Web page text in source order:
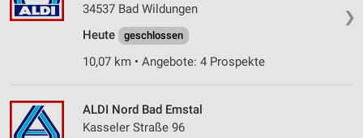
❯
34537 Bad Wildungen
Heute
geschlossen
10,07 km • Angebote: 4 Prospekte
ALDI Nord Bad Emstal
Kasseler Straße 96